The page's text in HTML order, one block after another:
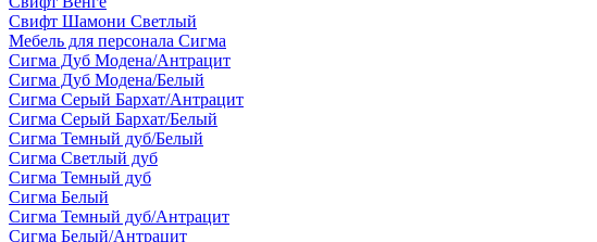
Свифт Шамони Светлый
Мебель для персонала Сигма
Сигма Дуб Модена/Антрацит
Сигма Дуб Модена/Белый
Сигма Серый Бархат/Антрацит
Сигма Серый Бархат/Белый
Сигма Темный дуб/Белый
Сигма Светлый дуб
Сигма Темный дуб
Сигма Белый
Сигма Темный дуб/Антрацит
Сигма Белый/Антрацит